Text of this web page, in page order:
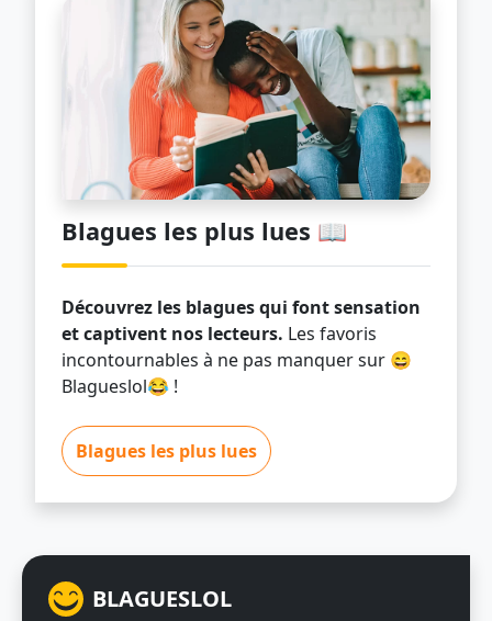
Blagues les plus lues 📖
Découvrez les blagues qui font sensation
et captivent nos lecteurs. Les favoris
incontournables à ne pas manquer sur 😄
Blagueslol😂 !
Blagues les plus lues
BLAGUESLOL